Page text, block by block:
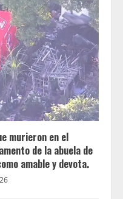
murieron en el
de la abuela de
amable y devota.